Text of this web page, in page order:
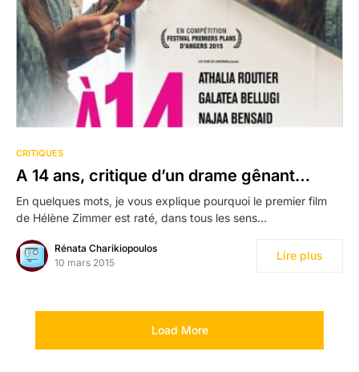
CRITIQUES
A 14 ans, critique d’un drame gênant…
En quelques mots, je vous explique pourquoi le premier film
de Hélène Zimmer est raté, dans tous les sens…
Rénata Charikiopoulos
10 mars 2015
Lire plus
Load More